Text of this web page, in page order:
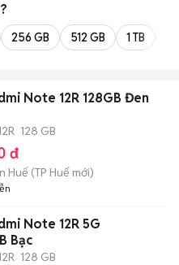
256 GB 512 GB 1 TB
Note 12R 128GB Đen
128 GB
đ
Huế (TP Huế mới)
Note 12R 5G
Bạc
128 GB